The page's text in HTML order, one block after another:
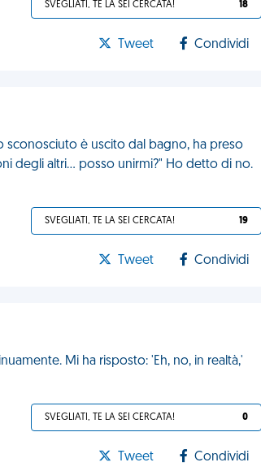
SVEGLIATI, TE LA SEI CERCATA! 18
Tweet Condividi
sconosciuto è uscito dal bagno, ha preso
degli altri... posso unirmi?" Ho detto di no.
SVEGLIATI, TE LA SEI CERCATA! 19
Tweet Condividi
Mi ha risposto: 'Eh, no, in realtà,'
SVEGLIATI, TE LA SEI CERCATA! 0
Tweet Condividi